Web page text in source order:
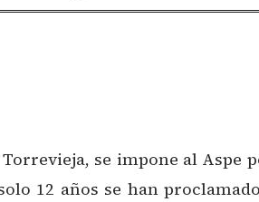
se impone al
12 años se han